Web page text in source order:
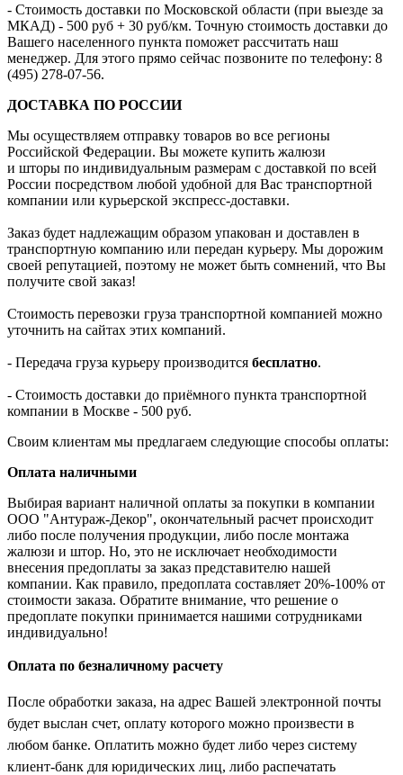
- Стоимость доставки по Московской области (при выезде за
МКАД) - 500 руб + 30 руб/км. Точную стоимость доставки до
Вашего населенного пункта поможет рассчитать наш
менеджер. Для этого прямо сейчас позвоните по телефону: 8
(495) 278-07-56.
ДОСТАВКА ПО РОССИИ
Мы осуществляем отправку товаров во все регионы
Российской Федерации. Вы можете купить жалюзи
и шторы по индивидуальным размерам с доставкой по всей
России посредством любой удобной для Вас транспортной
компании или курьерской экспресс-доставки.
Заказ будет надлежащим образом упакован и доставлен в
транспортную компанию или передан курьеру. Мы дорожим
своей репутацией, поэтому не может быть сомнений, что Вы
получите свой заказ!
Стоимость перевозки груза транспортной компанией можно
уточнить на сайтах этих компаний.
- Передача груза курьеру производится бесплатно.
- Стоимость доставки до приёмного пункта транспортной
компании в Москве - 500 руб.
Своим клиентам мы предлагаем следующие способы оплаты:
Оплата наличными
Выбирая вариант наличной оплаты за покупки в компании
ООО "Антураж-Декор", окончательный расчет происходит
либо после получения продукции, либо после монтажа
жалюзи и штор. Но, это не исключает необходимости
внесения предоплаты за заказ представителю нашей
компании. Как правило, предоплата составляет 20%-100% от
стоимости заказа. Обратите внимание, что решение о
предоплате покупки принимается нашими сотрудниками
индивидуально!
Оплата по безналичному расчету
После обработки заказа, на адрес Вашей электронной почты
будет выслан счет, оплату которого можно произвести в
любом банке. Оплатить можно будет либо через систему
клиент-банк для юридических лиц, либо распечатать